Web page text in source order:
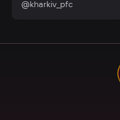
@kharkiv_pfc